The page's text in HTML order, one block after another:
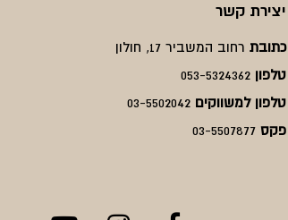
יצירת קשר
כתובת רחוב המשביר 17, חולון
טלפון 053-5324362
טלפון למשווקים 03-5502042
פקס03-5507877